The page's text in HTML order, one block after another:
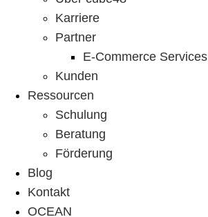
Karriere
Partner
E-Commerce Services
Kunden
Ressourcen
Schulung
Beratung
Förderung
Blog
Kontakt
OCEAN